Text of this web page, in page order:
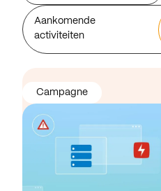
Aankomende
activiteiten
Campagne